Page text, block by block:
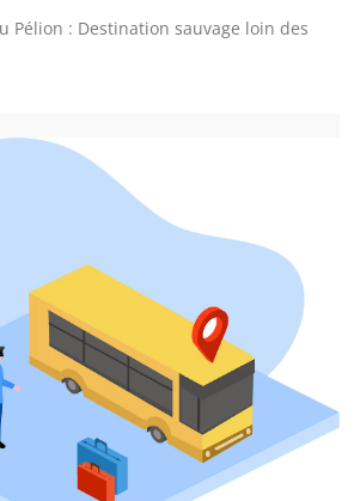
Pélion : Destination sauvage loin des